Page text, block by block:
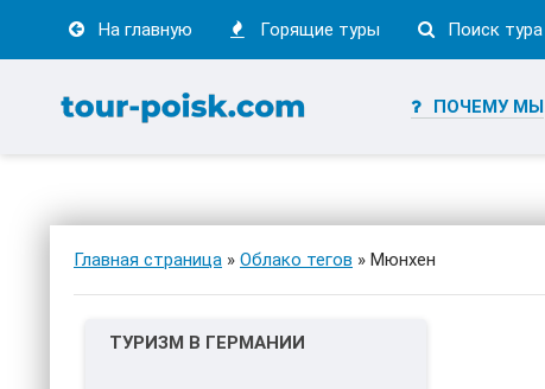
На главную Горящие туры Поиск тура
ПОЧЕМУ МЫ
Главная страница » Облако тегов » Мюнхен
ТУРИЗМ В ГЕРМАНИИ